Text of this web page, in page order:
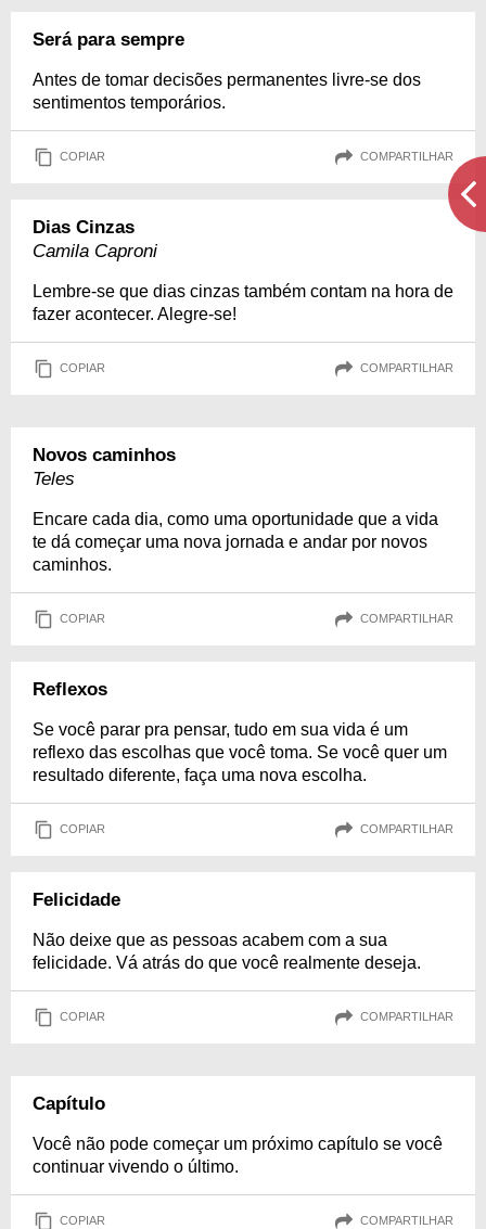
Será para sempre
Antes de tomar decisões permanentes livre-se dos
sentimentos temporários.
COPIAR COMPARTILHAR
Dias Cinzas
Camila Caproni
Lembre-se que dias cinzas também contam na hora de
fazer acontecer. Alegre-se!
COPIAR COMPARTILHAR
Novos caminhos
Teles
Encare cada dia, como uma oportunidade que a vida
te dá começar uma nova jornada e andar por novos
caminhos.
COPIAR COMPARTILHAR
Reflexos
Se você parar pra pensar, tudo em sua vida é um
reflexo das escolhas que você toma. Se você quer um
resultado diferente, faça uma nova escolha.
COPIAR COMPARTILHAR
Felicidade
Não deixe que as pessoas acabem com a sua
felicidade. Vá atrás do que você realmente deseja.
COPIAR COMPARTILHAR
Capítulo
Você não pode começar um próximo capítulo se você
continuar vivendo o último.
COPIAR COMPARTILHAR